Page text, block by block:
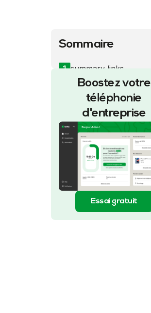
Sommaire
1 summary links
Boostez votre
téléphonie
d'entreprise
Essai gratuit